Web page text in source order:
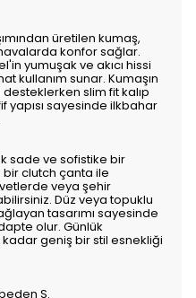
üretilen kumaş,
konfor sağlar.
yumuşak ve akıcı hissi
kullanım sunar. Kumaşın
slim fit kalıp
yapısı sayesinde ilkbahar
sade ve sofistike bir
bir clutch çanta ile
veya şehir
Düz veya topuklu
tasarımı sayesinde
olur. Günlük
geniş bir stil esnekliği
S.